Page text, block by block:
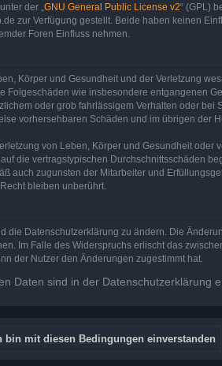
der „ GNU General Public License v2“ (GPL)
zur Verfügung gestellt. Beide haben keinen
Foren Einfluss nehmen.
Körper und Gesundheit und der Verletzung
Folgeschäden wie insbesondere entgangenen
oder grob fahrlässigem Verhalten oder
vorhersehbaren Schäden und im übrigen
von Leben, Körper und Gesundheit
die vertragstypischen Durchschnittsschäden
auch zugunsten der Mitarbeiter und
bleiben unberührt.
Datenschutzerklärung zu ändern. Die
Im Falle des Widerspruchs erlischt das
der Nutzer den Änderungen zugestimmt hat.
Daten sind in der Datenschutzerklärung